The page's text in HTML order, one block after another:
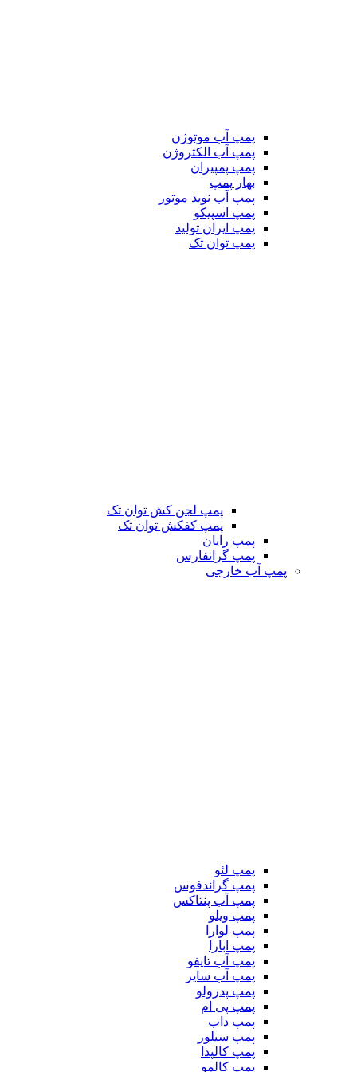
پمپ آب موتوژن
پمپ آب الکتروژن
پمپ پمپیران
بهار پمپ
پمپ آب نوید موتور
پمپ اسپیکو
پمپ ایران تولید
پمپ توان تک
پمپ لجن کش توان تک
پمپ کفکش توان تک
پمپ رایان
پمپ گرانفارس
پمپ آب خارجی
پمپ لئو
پمپ گراندفوس
پمپ آب پنتاکس
پمپ ویلو
پمپ لوارا
پمپ ابارا
پمپ آب تایفو
پمپ آب سایر
پمپ پدرولو
پمپ پی ام
پمپ داب
پمپ سیلور
پمپ کالپدا
پمپ کالمو